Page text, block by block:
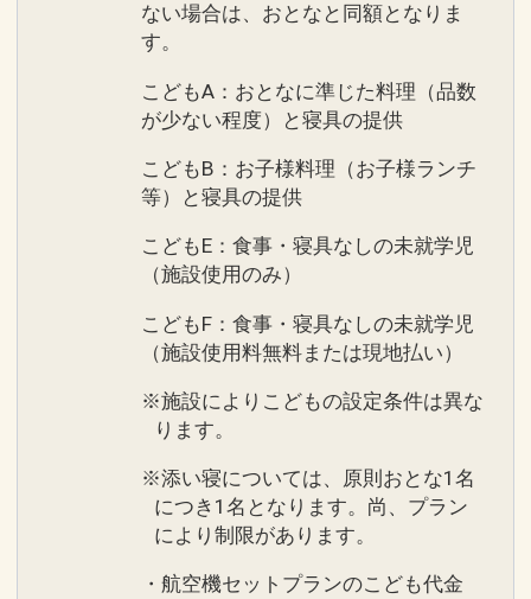
ない場合は、おとなと同額となりま
す。
こどもA：おとなに準じた料理（品数
が少ない程度）と寝具の提供
こどもB：お子様料理（お子様ランチ
等）と寝具の提供
こどもE：食事・寝具なしの未就学児
（施設使用のみ）
こどもF：食事・寝具なしの未就学児
（施設使用料無料または現地払い）
※施設によりこどもの設定条件は異な
ります。
※添い寝については、原則おとな1名
につき1名となります。尚、プラン
により制限があります。
・航空機セットプランのこども代金